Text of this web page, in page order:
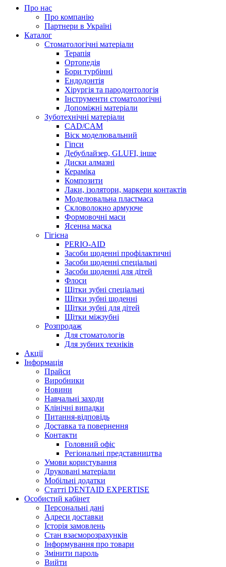
Про нас
Про компанію
Партнери в Україні
Каталог
Стоматологічні матеріали
Терапія
Ортопедія
Бори турбінні
Ендодонтія
Хірургія та пародонтологія
Інструменти стоматологічні
Допоміжні матеріали
Зуботехнічні матеріали
CAD/CAM
Віск моделювальний
Гіпси
Дебублайзер, GLUFI, інше
Диски алмазні
Кераміка
Композити
Лаки, ізолятори, маркери контактів
Моделювальна пластмаса
Скловолокно армуюче
Формовочні маси
Ясенна маска
Гігієна
PERIO-AID
Засоби щоденні профілактичні
Засоби щоденні спеціальні
Засоби щоденні для дітей
Флоси
Щітки зубні спеціальні
Щітки зубні щоденні
Щітки зубні для дітей
Щітки міжзубні
Розпродаж
Для стоматологів
Для зубних техніків
Акції
Інформація
Прайси
Виробники
Новини
Навчальні заходи
Клінічні випадки
Питання-відповідь
Доставка та повернення
Контакти
Головний офіс
Регіональні представництва
Умови користування
Друковані матеріали
Мобільні додатки
Статті DENTAID EXPERTISE
Особистий кабінет
Персональні дані
Адреси доставки
Історія замовлень
Стан взаєморозрахунків
Інформування про товари
Змінити пароль
Вийти